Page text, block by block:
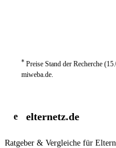
* Preise Stand der Recherche
miweba.de.
e elternetz.de
Ratgeber & Vergleiche für